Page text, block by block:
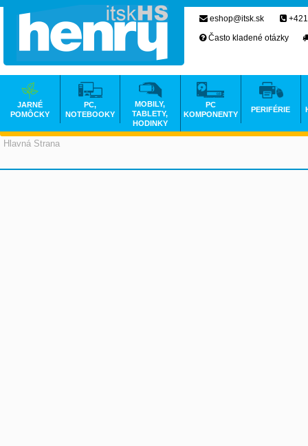
Hlavná Strana
eshop@itsk.sk
Často kladené otázky
JARNÉ
POMÔCKY
PC,
NOTEBOOKY
MOBILY,
TABLETY,
HODINKY
PC
KOMPONENTY
PERIFÉRIE